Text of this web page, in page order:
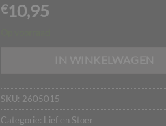
€10,95
SKU: 2605015
Categorie: Lief en Stoer